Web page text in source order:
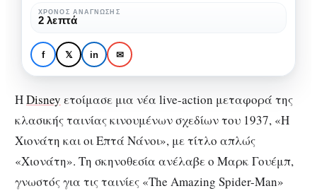
SPECIALS ΚΙΝΗΜΑΤΟΓΡΆΦΟΣ
Η Χιονάτη μας
ξανασυστήνεται σε live-
action!
live-
action!
ΧΡΌΝΟΣ ΑΝΆΓΝΩΣΗΣ
2 λεπτά
f 𝕏 in ✉
ΗDisney ετοίμασε μια νέα live-action μεταφορά της
κλασικής ταινίας κινουμένων σχεδίων του 1937, «Η
Χιονάτη και οι Επτά Νάνοι», με τίτλο απλώς
«Χιονάτη». Τη σκηνοθεσία ανέλαβε ο Μαρκ Γουέμπ,
γνωστός για τις ταινίες «The Amazing Spider-Man»